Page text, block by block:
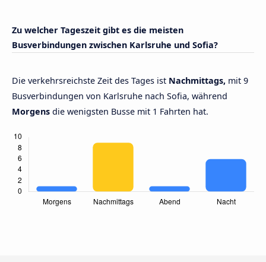
Zu welcher Tageszeit gibt es die meisten
Busverbindungen zwischen Karlsruhe und Sofia?
Die verkehrsreichste Zeit des Tages ist Nachmittags, mit 9
Busverbindungen von Karlsruhe nach Sofia, während
Morgens die wenigsten Busse mit 1 Fahrten hat.